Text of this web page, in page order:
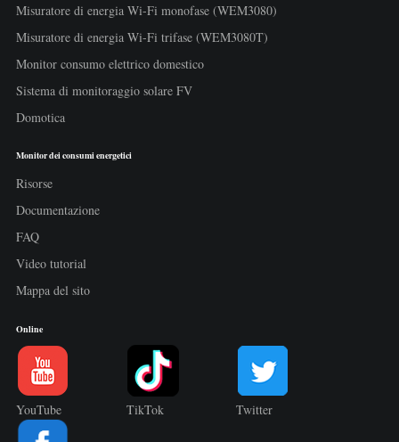
Misuratore di energia Wi-Fi monofase (WEM3080)
Misuratore di energia Wi-Fi trifase (WEM3080T)
Monitor consumo elettrico domestico
Sistema di monitoraggio solare FV
Domotica
Monitor dei consumi energetici
Risorse
Documentazione
FAQ
Video tutorial
Mappa del sito
Online
YouTube TikTok Twitter